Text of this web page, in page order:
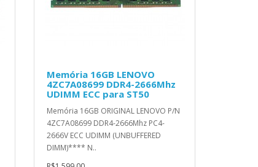
Memória 16GB LENOVO
4ZC7A08699 DDR4-2666Mhz
UDIMM ECC para ST50
Memória 16GB ORIGINAL LENOVO P/N
4ZC7A08699 DDR4-2666Mhz PC4-
2666V ECC UDIMM (UNBUFFERED
DIMM)**** N..